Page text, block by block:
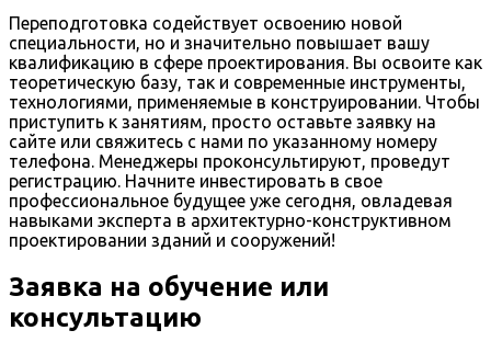
Переподготовка содействует освоению новой
специальности, но и значительно повышает вашу
квалификацию в сфере проектирования. Вы освоите как
теоретическую базу, так и современные инструменты,
технологиями, применяемые в конструировании. Чтобы
приступить к занятиям, просто оставьте заявку на
сайте или свяжитесь с нами по указанному номеру
телефона. Менеджеры проконсультируют, проведут
регистрацию. Начните инвестировать в свое
профессиональное будущее уже сегодня, овладевая
навыками эксперта в архитектурно-конструктивном
проектировании зданий и сооружений!
Заявка на обучение или
консультацию